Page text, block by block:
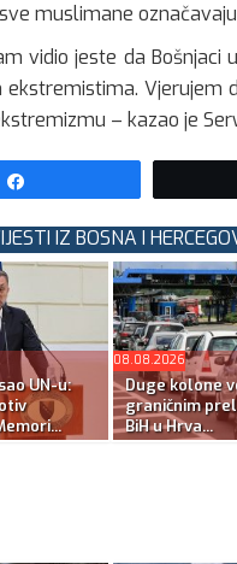
muslimane
vidio jeste da Bošnjaci
ekstremistima. Vjerujem
– kazao je
IZ BOSNA I
UN-u:
08.08.2026
Duge kolone
graničnim
BiH u Hrva...